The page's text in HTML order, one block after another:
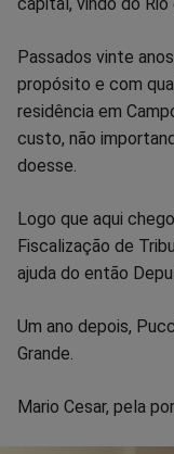
Passados vinte
propósito e com
residência em
custo, não
doesse.
Logo que aqui
Fiscalização de
ajuda do então
Um ano depois,
Grande.
Mario Cesar, pela